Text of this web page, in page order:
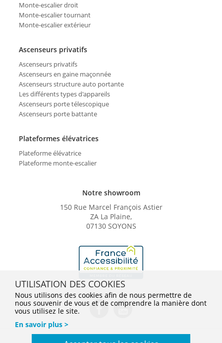
Notre showroom
150 Rue Marcel François Astier
ZA La Plaine,
07130 SOYONS
Monte-escalier droit
Monte-escalier tournant
Monte-escalier extérieur
Ascenseurs privatifs
Ascenseurs privatifs
Ascenseurs en gaine maçonnée
Ascenseurs structure auto portante
Les différents types d'appareils
Ascenseurs porte télescopique
Ascenseurs porte battante
Plateformes élévatrices
Plateforme élévatrice
Plateforme monte-escalier
Conditions Générales de Vente Mentions légales
UTILISATION DES COOKIES
Nous utilisons des cookies afin de nous permettre de
nous souvenir de vous et de comprendre la manière dont
vous utilisez le site.
En savoir plus >